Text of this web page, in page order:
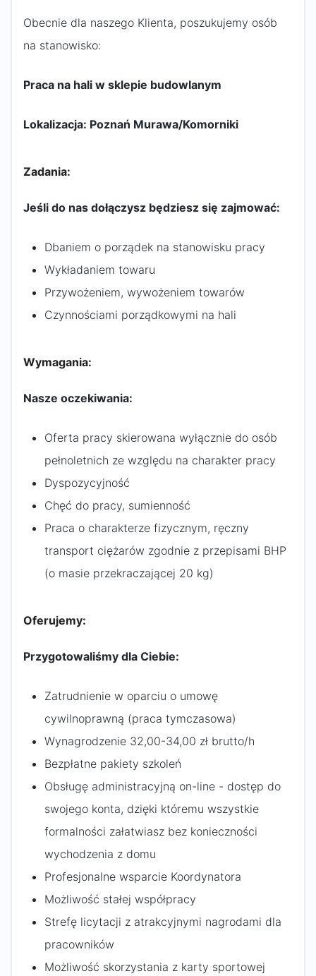
Obecnie dla naszego Klienta, poszukujemy osób
na stanowisko:
Praca na hali w sklepie budowlanym
Lokalizacja: Poznań Murawa/Komorniki
Zadania:
Jeśli do nas dołączysz będziesz się zajmować:
Dbaniem o porządek na stanowisku pracy
Wykładaniem towaru
Przywożeniem, wywożeniem towarów
Czynnościami porządkowymi na hali
Wymagania:
Nasze oczekiwania:
Oferta pracy skierowana wyłącznie do osób
pełnoletnich ze względu na charakter pracy
Dyspozycyjność
Chęć do pracy, sumienność
Praca o charakterze fizycznym, ręczny
transport ciężarów zgodnie z przepisami BHP
(o masie przekraczającej 20 kg)
Oferujemy:
Przygotowaliśmy dla Ciebie:
Zatrudnienie w oparciu o umowę
cywilnoprawną (praca tymczasowa)
Wynagrodzenie 32,00-34,00 zł brutto/h
Bezpłatne pakiety szkoleń
Obsługę administracyjną on-line - dostęp do
swojego konta, dzięki któremu wszystkie
formalności załatwiasz bez konieczności
wychodzenia z domu
Profesjonalne wsparcie Koordynatora
Możliwość stałej współpracy
Strefę licytacji z atrakcyjnymi nagrodami dla
pracowników
Możliwość skorzystania z karty sportowej